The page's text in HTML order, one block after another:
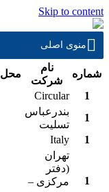
Skip to content
منوی اصلی
شماره
نام
شرکت
محل
1
Circular
1
بندرعباس
تسلیت
1
Italy
1
تهران
(دفتر
مرکزی –